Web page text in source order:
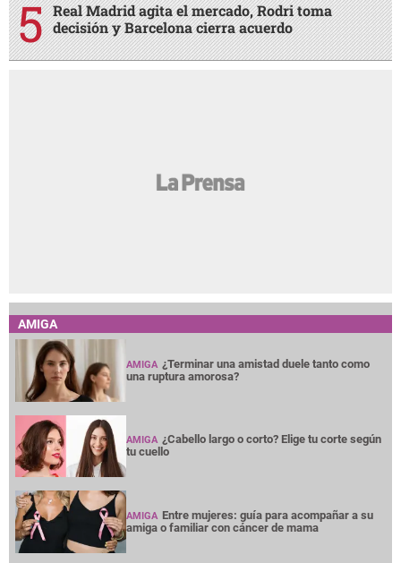
Real Madrid agita el mercado, Rodri toma
decisión y Barcelona cierra acuerdo
AMIGA
AMIGA ¿Terminar una amistad duele tanto como
una ruptura amorosa?
AMIGA ¿Cabello largo o corto? Elige tu corte según
tu cuello
AMIGA Entre mujeres: guía para acompañar a su
amiga o familiar con cáncer de mama